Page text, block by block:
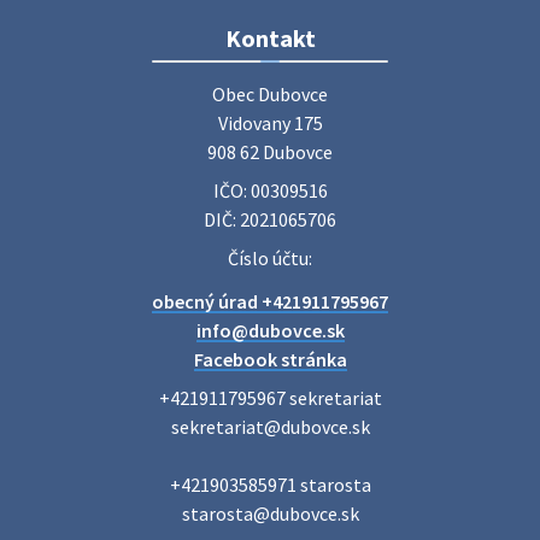
Zájazd do Veľkého Medera
Základná organizácia Únie žien Slovenska Dubovce
srdečne pozýva svoje členky, ich rodinných príslušníkov aj
priateľov na jednodňový zájazd na termálne kúpalisko
Poradne komplexnej pomoci
diskrétne komplexné odborné poradenstvo. Tím
odborníkov Vám pomôžte nájsť riešenie v piatich kľúčových
oblastiach: právo rodina a v…
Voľby do orgánov samosprávnych krajov 2026 V obci
Kontakt
Obec Dubovce
Vidovany 175
908 62 Dubovce
IČO: 00309516
DIČ: 2021065706
Číslo účtu:
obecný úrad +421911795967
info@dubovce.sk
Facebook stránka
+421911795967 sekretariat
sekretariat@dubovce.sk
+421903585971 starosta
starosta@dubovce.sk